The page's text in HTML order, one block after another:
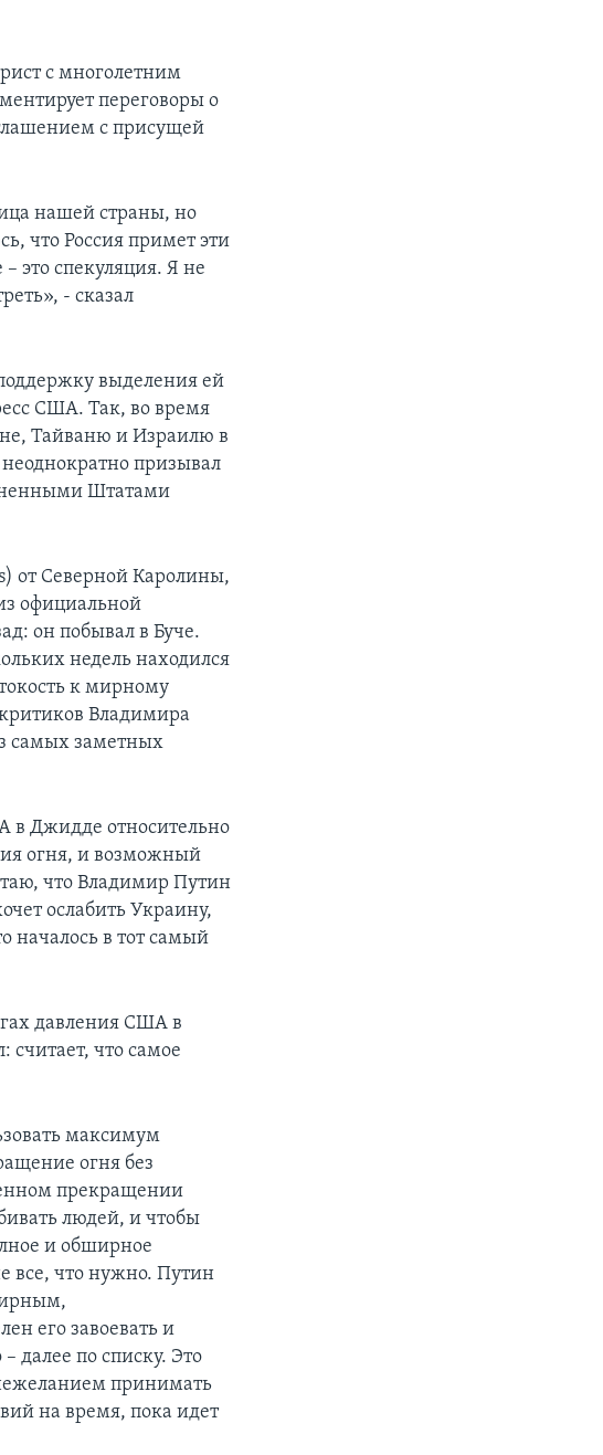
с многолетним
переговоры о
с присущей
нашей страны, но
что Россия примет эти
это спекуляция. Я не
- сказал
выделения ей
США. Так, во время
Тайваню и Израилю в
призывал
Штатами
от Северной Каролины,
официальной
он побывал в Буче.
недель находился
к мирному
Владимира
самых заметных
в Джидде относительно
огня, и возможный
что Владимир Путин
ослабить Украину,
началось в тот самый
давления США в
что самое
максимум
огня без
прекращении
людей, и чтобы
и обширное
все, что нужно. Путин
его завоевать и
далее по списку. Это
принимать
на время, пока идет